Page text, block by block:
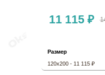
Размер
120х200 - 11 115 ₽
11 115 ₽